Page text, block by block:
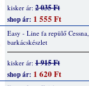
kisker ár: 2 035 Ft
shop ár: 1 555 Ft
Easy - Line fa repülő Cessna,
barkácskészlet
kisker ár: 1 915 Ft
shop ár: 1 620 Ft